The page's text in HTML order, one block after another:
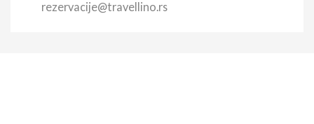
rezervacije@travellino.rs